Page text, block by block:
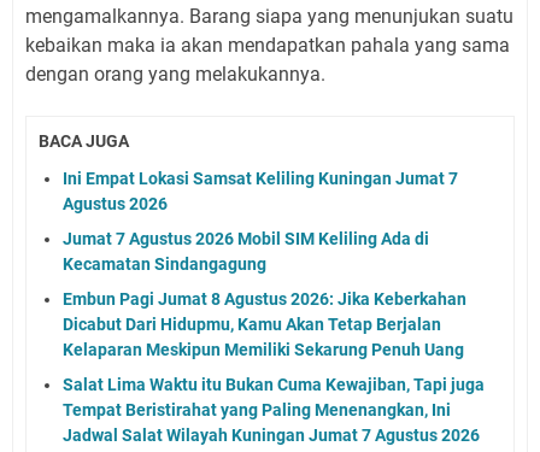
mengamalkannya. Barang siapa yang menunjukan suatu
kebaikan maka ia akan mendapatkan pahala yang sama
dengan orang yang melakukannya.
BACA JUGA
Ini Empat Lokasi Samsat Keliling Kuningan Jumat 7
Agustus 2026
Jumat 7 Agustus 2026 Mobil SIM Keliling Ada di
Kecamatan Sindangagung
Embun Pagi Jumat 8 Agustus 2026: Jika Keberkahan
Dicabut Dari Hidupmu, Kamu Akan Tetap Berjalan
Kelaparan Meskipun Memiliki Sekarung Penuh Uang
Salat Lima Waktu itu Bukan Cuma Kewajiban, Tapi juga
Tempat Beristirahat yang Paling Menenangkan, Ini
Jadwal Salat Wilayah Kuningan Jumat 7 Agustus 2026